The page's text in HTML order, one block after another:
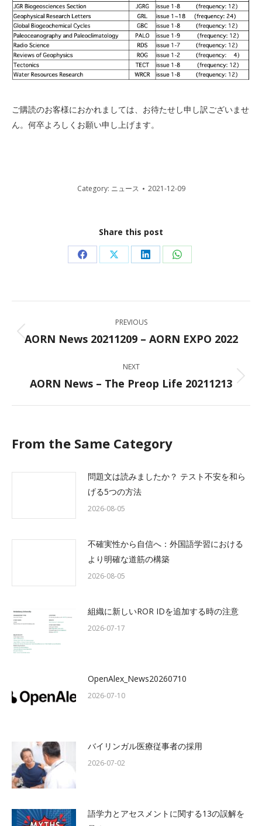
ご購読のお客様におかれましては、お待たせし申し訳ございませ
ん。何卒よろしくお願い申し上げます。
Category: ニュース 2021-12-09
Share this post
Share
Facebook
Share
X
Share
LinkedIn
Share
WhatsApp
navigation
PREVIOUS
Previous
AORN News 20211209 – AORN EXPO 2022
NEXT
Next
AORN News – The Preop Life 20211213
From the Same Category
問題文は読みましたか？ テスト不安を和ら
げる5つの方法
2026-08-05
不確実性から自信へ：外国語学習における
より明確な道筋の構築
2026-08-05
組織に新しいROR IDを追加する時の注意
2026-07-17
OpenAlex_News20260710
2026-07-10
バイリンガル医療従事者の採用
2026-07-02
語学力とアセスメントに関する13の誤解を